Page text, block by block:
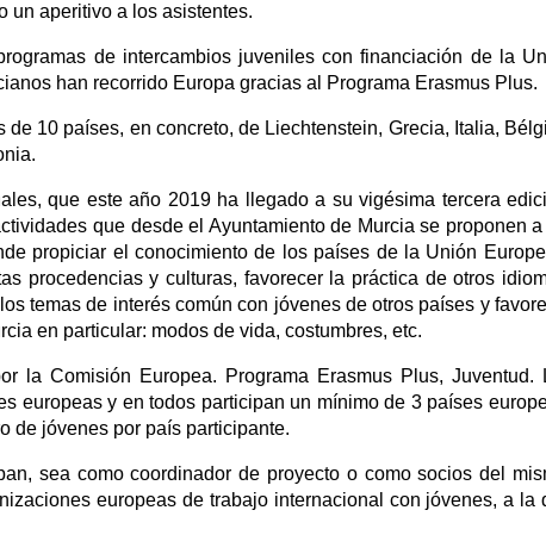
un aperitivo a los asistentes.
de intercambios juveniles con financiación de la
han recorrido Europa gracias al Programa Erasmus Plus.
10 países, en concreto, de Liechtenstein, Grecia, Italia,
que este año 2019 ha llegado a su vigésima tercera
que desde el Ayuntamiento de Murcia se proponen
propiciar el conocimiento de los países de la Unión
procedencias y culturas, favorecer la práctica de otros
temas de interés común con jóvenes de otros países y
en particular: modos de vida, costumbres, etc.
la Comisión Europea. Programa Erasmus Plus, Juventud.
europeas y en todos participan un mínimo de 3 países
de jóvenes por país participante.
sea como coordinador de proyecto o como socios del
europeas de trabajo internacional con jóvenes, a la